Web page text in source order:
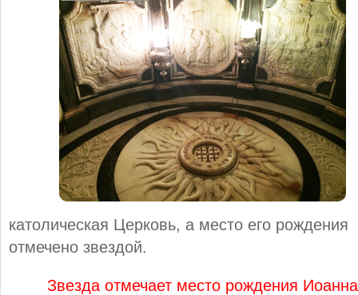
католическая Церковь, а место его рождения
отмечено звездой.
Звезда отмечает место рождения Иоанна